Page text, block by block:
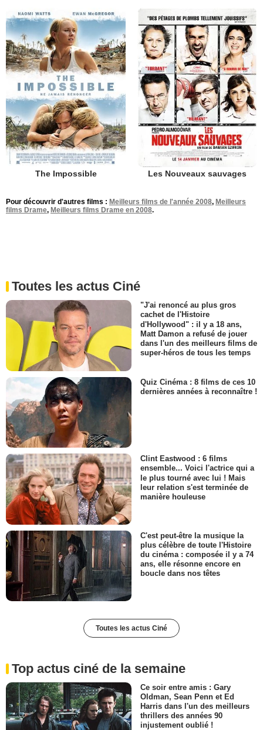
The Impossible Les Nouveaux sauvages
Pour découvrir d'autres films : Meilleurs films de l'année 2008, Meilleurs
films Drame, Meilleurs films Drame en 2008.
Toutes les actus Ciné
"J'ai renoncé au plus gros
cachet de l'Histoire
d'Hollywood" : il y a 18 ans,
Matt Damon a refusé de jouer
dans l'un des meilleurs films de
super-héros de tous les temps
Quiz Cinéma : 8 films de ces 10
dernières années à reconnaître !
Clint Eastwood : 6 films
ensemble... Voici l'actrice qui a
le plus tourné avec lui ! Mais
leur relation s'est terminée de
manière houleuse
C'est peut-être la musique la
plus célèbre de toute l'Histoire
du cinéma : composée il y a 74
ans, elle résonne encore en
boucle dans nos têtes
Toutes les actus Ciné
Top actus ciné de la semaine
Ce soir entre amis : Gary
Oldman, Sean Penn et Ed
Harris dans l'un des meilleurs
thrillers des années 90
injustement oublié !